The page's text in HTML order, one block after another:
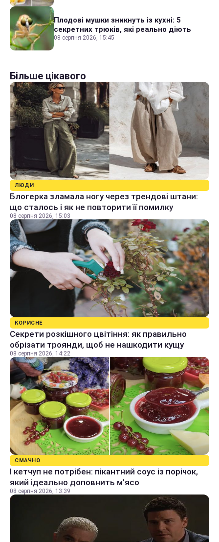
Плодові мушки зникнуть із кухні: 5
секретних трюків, які реально діють
08 серпня 2026, 15:45
Більше цікавого
ЛЮДИ
Блогерка зламала ногу через трендові штани:
що сталось і як не повторити її помилку
08 серпня 2026, 15:03
КОРИСНЕ
Секрети розкішного цвітіння: як правильно
обрізати троянди, щоб не нашкодити кущу
08 серпня 2026, 14:22
СМАЧНО
І кетчуп не потрібен: пікантний соус із порічок,
який ідеально доповнить м'ясо
08 серпня 2026, 13:39